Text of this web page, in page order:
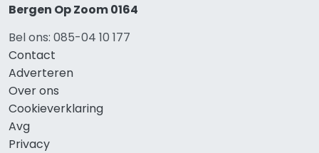
Bergen Op Zoom 0164
Bel ons: 085-04 10 177
Contact
Adverteren
Over ons
Cookieverklaring
Avg
Privacy